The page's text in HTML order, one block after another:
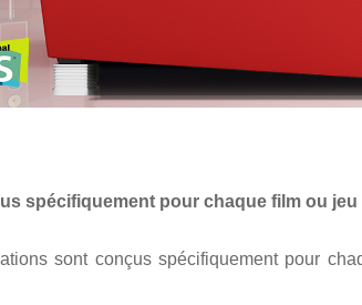
spécifiquement pour chaque film ou jeu
sont conçus spécifiquement pour